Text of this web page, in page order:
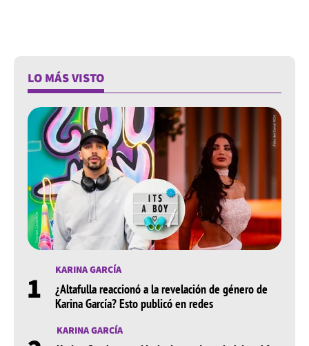
LO MÁS VISTO
1 KARINA GARCÍA
¿Altafulla reaccionó a la revelación de género de
Karina García? Esto publicó en redes
KARINA GARCÍA